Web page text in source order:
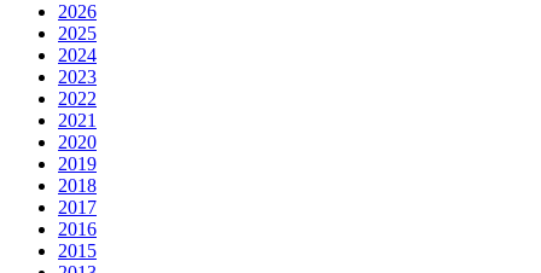
2026
2025
2024
2023
2022
2021
2020
2019
2018
2017
2016
2015